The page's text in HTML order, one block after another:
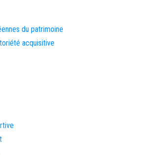
du patrimoine
acquisitive